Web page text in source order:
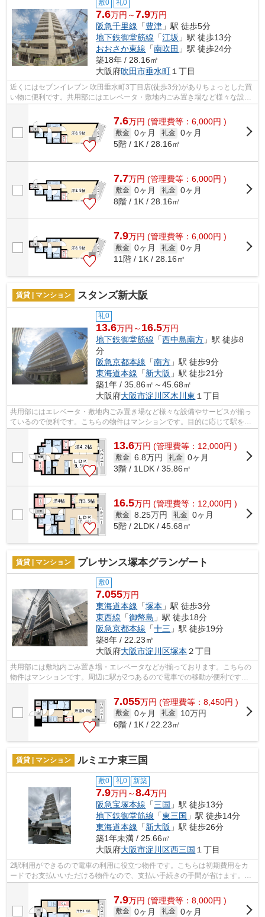
敷0 礼0
7.6万円～7.9万円
阪急千里線 「豊津 」駅 徒歩5分
地下鉄御堂筋線 「江坂 」駅 徒歩13分
おおさか東線 「南吹田 」駅 徒歩24分
築18年 / 28.16㎡
大阪府吹田市垂水町 １丁目
近くにはセブンイレブン 吹田垂水町3丁目店(徒歩3分)がありちょっとした買
い物に便利です。共用部にはエレベータ・敷地内ごみ置き場など様々な設備
やサービスが揃っているので便利です...
7.6万円 (管理費等：6,000円 )
敷金 0ヶ月 礼金 0ヶ月
5階 / 1K / 28.16㎡
7.7万円 (管理費等：6,000円 )
敷金 0ヶ月 礼金 0ヶ月
8階 / 1K / 28.16㎡
7.9万円 (管理費等：6,000円 )
敷金 0ヶ月 礼金 0ヶ月
11階 / 1K / 28.16㎡
賃貸 | マンション スタンズ新大阪
礼0
13.6万円～ 16.5万円
地下鉄御堂筋線 「西中島南方 」駅 徒歩8
分
阪急京都本線 「南方 」駅 徒歩9分
東海道本線 「新大阪 」駅 徒歩21分
築1年 / 35.86㎡～45.68㎡
大阪府大阪市淀川区木川東 １丁目
共用部にはエレベータ・敷地内ごみ置き場など様々な設備やサービスが揃っ
ているので便利です。こちらの物件はマンションです。目的に応じて駅を選
べることが、2駅利用できるこの物件の...
13.6万円 (管理費等：12,000円 )
敷金 6.8万円 礼金 0ヶ月
3階 / 1LDK / 35.86㎡
16.5万円 (管理費等：12,000円 )
敷金 8.25万円 礼金 0ヶ月
5階 / 2LDK / 45.68㎡
賃貸 | マンション プレサンス塚本グランゲート
敷0
7.055万円
東海道本線 「塚本 」駅 徒歩3分
東西線 「御幣島 」駅 徒歩18分
阪急京都本線 「十三 」駅 徒歩19分
築8年 / 22.23㎡
大阪府大阪市淀川区塚本 ２丁目
共用部には敷地内ごみ置き場・エレベータなどが揃っております。こちらの
物件はマンションです。周辺に駅が2つあるので電車での移動が便利です。
7.055万円 (管理費等：8,450円 )
敷金 0ヶ月 礼金
10万円
6階 / 1K / 22.23㎡
賃貸 | マンション ルミエナ東三国
敷0 礼0 新築
7.9万円～8.4万円
阪急宝塚本線 「三国 」駅 徒歩13分
地下鉄御堂筋線 「東三国 」駅 徒歩14分
東海道本線 「新大阪 」駅 徒歩26分
築1年未満 / 25.66㎡
大阪府大阪市淀川区西三国 １丁目
2駅利用ができるので電車の利用に役立つ物件です。こちらは初期費用をカ
ードでお支払いいただける物件なので、支払い手続きの手間が省けます。敷
7.9万円 (管理費等：8,000円 )
敷金 0ヶ月 礼金 0ヶ月